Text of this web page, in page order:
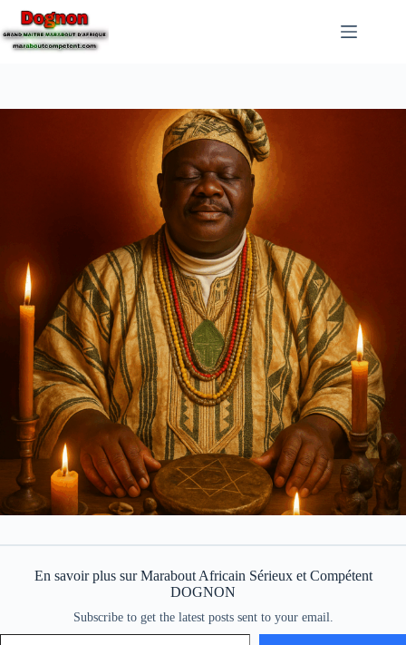
En savoir plus sur Marabout Africain Sérieux et Compétent
DOGNON
Subscribe to get the latest posts sent to your email.